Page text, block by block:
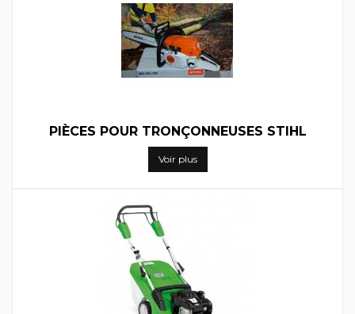
PIÈCES POUR TRONÇONNEUSES STIHL
Voir plus